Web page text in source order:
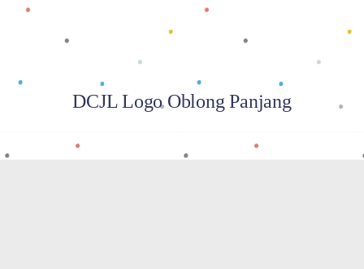
DCJL Logo Oblong Panjang